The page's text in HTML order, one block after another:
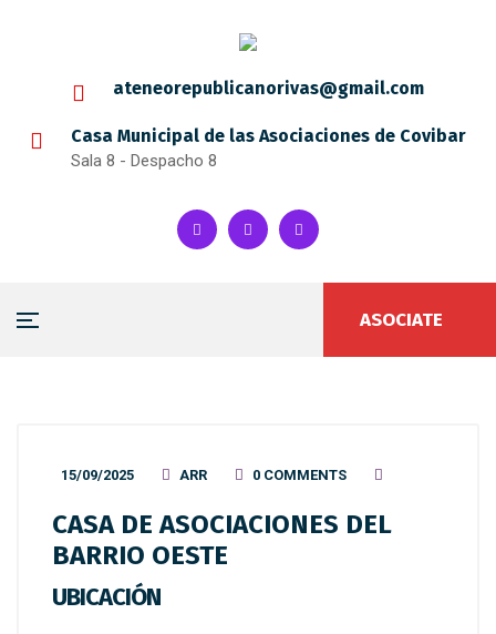
ateneorepublicanorivas@gmail.com
Casa Municipal de las Asociaciones de Covibar
Sala 8 - Despacho 8
ASOCIATE
15/09/2025 ARR 0 COMMENTS
CASA DE ASOCIACIONES DEL
BARRIO OESTE
UBICACIÓN